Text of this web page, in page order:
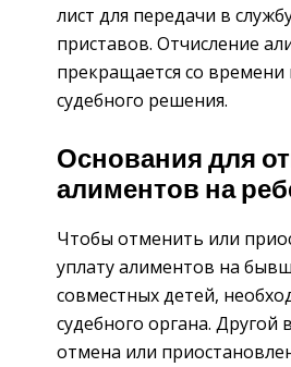
лист для передачи в
приставов. Отчисление
прекращается со времени
судебного решения.
Основания для
алиментов на
Чтобы отменить или
уплату алиментов на
совместных детей,
судебного органа. Другой
отмена или